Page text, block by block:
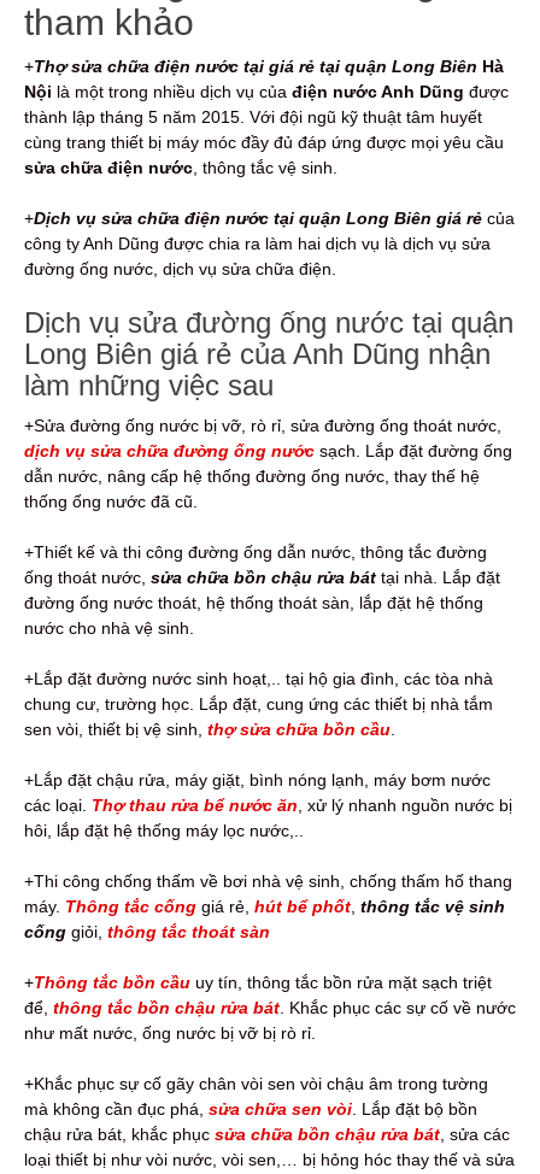
tham khảo
+Thợ sửa chữa điện nước tại giá rẻ tại quận Long Biên Hà
Nội là một trong nhiều dịch vụ của điện nước Anh Dũng được
thành lập tháng 5 năm 2015. Với đội ngũ kỹ thuật tâm huyết
cùng trang thiết bị máy móc đầy đủ đáp ứng được mọi yêu cầu
sửa chữa điện nước , thông tắc vệ sinh.
+Dịch vụ sửa chữa điện nước tại quận Long Biên giá rẻ của
công ty Anh Dũng được chia ra làm hai dịch vụ là dịch vụ sửa
đường ống nước, dịch vụ sửa chữa điện.
Dịch vụ sửa đường ống nước tại quận
Long Biên giá rẻ của Anh Dũng nhận
làm những việc sau
+Sửa đường ống nước bị vỡ, rò rỉ, sửa đường ống thoát nước,
dịch vụ sửa chữa đường ống nước sạch. Lắp đặt đường ống
dẫn nước, nâng cấp hệ thống đường ống nước, thay thế hệ
thống ống nước đã cũ.
+Thiết kế và thi công đường ống dẫn nước, thông tắc đường
ống thoát nước, sửa chữa bồn chậu rửa bát tại nhà. Lắp đặt
đường ống nước thoát, hệ thống thoát sàn, lắp đặt hệ thống
nước cho nhà vệ sinh.
+Lắp đặt đường nước sinh hoạt,.. tại hộ gia đình, các tòa nhà
chung cư, trường học. Lắp đặt, cung ứng các thiết bị nhà tắm
sen vòi, thiết bị vệ sinh, thợ sửa chữa bồn cầu
+Lắp đặt chậu rửa, máy giặt, bình nóng lạnh, máy bơm nước
các loại. Thợ thau rửa bể nước ăn , xử lý nhanh nguồn nước bị
hôi, lắp đặt hệ thống máy lọc nước,..
+Thi công chống thấm về bơi nhà vệ sinh, chống thấm hố thang
máy. Thông tắc cống giá rẻ, hút bể phốt thông tắc vệ sinh
cống giỏi, thông tắc thoát sàn
+Thông tắc bồn cầu uy tín, thông tắc bồn rửa mặt sạch triệt
để, thông tắc bồn chậu rửa bát . Khắc phục các sự cố về nước
như mất nước, ống nước bị vỡ bị rò rỉ.
+Khắc phục sự cố gãy chân vòi sen vòi chậu âm trong tường
mà không cần đục phá, sửa chữa sen vòi . Lắp đặt bộ bồn
chậu rửa bát, khắc phục sửa chữa bồn chậu rửa bát , sửa các
loại thiết bị như vòi nước, vòi sen,… bị hỏng hóc thay thế và sửa